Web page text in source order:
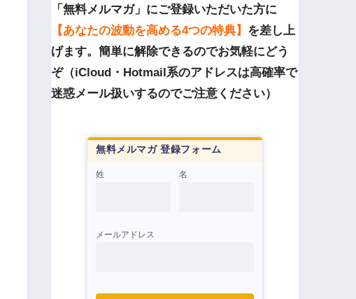
「無料メルマガ」にご登録いただいた方に
【あなたの波動を高める4つの特典】 を差し上
げます。簡単に解除できるのでお気軽にどう
ぞ（iCloud・Hotmail系のアドレスは高確率で
迷惑メール扱いするのでご注意ください）
無料メルマガ 登録フォーム
姓 名
メールアドレス